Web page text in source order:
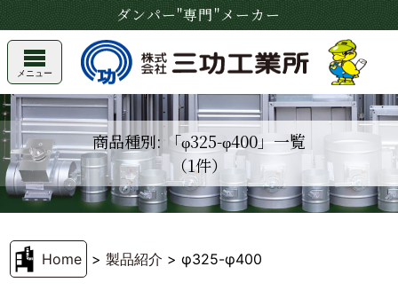
ダンパー"専門"メーカー
メニュー
商品種別: 「φ325-φ400」一覧
（1件）
Home > 製品紹介 > φ325-φ400